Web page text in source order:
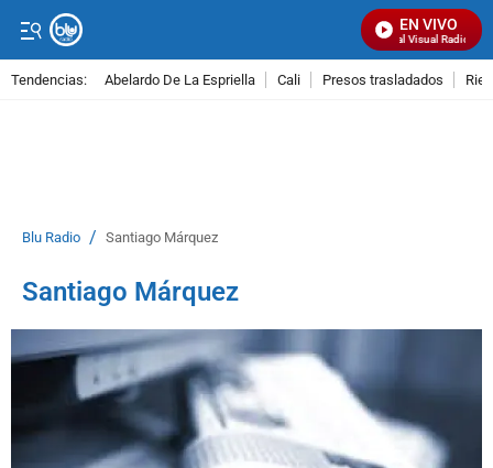
EN VIVO
Señal Visual Radio
Tendencias: Abelardo De La Espriella Cali Presos trasladados
Blu Radio / Santiago Márquez
Santiago Márquez